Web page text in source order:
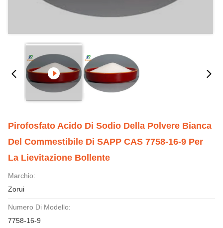
Pirofosfato Acido Di Sodio Della Polvere Bianca
Del Commestibile Di SAPP CAS 7758-16-9 Per
La Lievitazione Bollente
Marchio:
Zorui
Numero Di Modello:
7758-16-9